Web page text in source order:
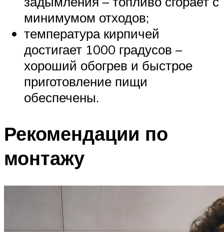
минимумом отходов;
температура кирпичей
достигает 1000 градусов –
хороший обогрев и быстрое
приготовление пищи
обеспечены.
Рекомендации по
монтажу